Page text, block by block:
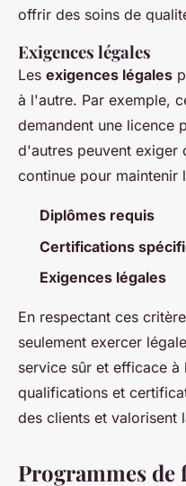
offrir des soins de
Exigences légales
Les exigences légales
à l'autre. Par exemple,
demandent une licence
d'autres peuvent exiger
continue pour maintenir
Diplômes requis
Certifications
Exigences légales
En respectant ces
seulement exercer
service sûr et efficace à
qualifications et
des clients et valorisent
Programmes